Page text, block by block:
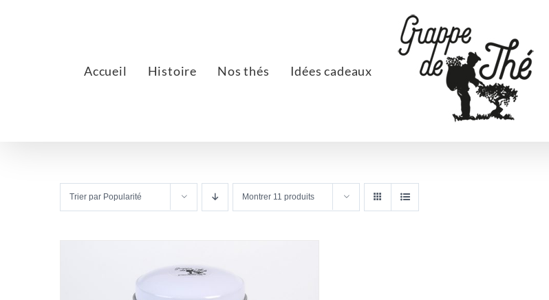
Accueil Histoire Nos thés Idées cadeaux
Trier par Popularité Montrer 11 produits